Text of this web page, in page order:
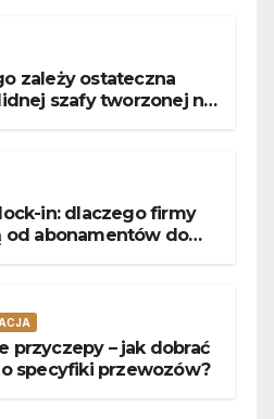
zależy ostateczna
szafy tworzonej na
in: dlaczego firmy
od abonamentów do
przyczepy – jak dobrać
specyfiki przewozów?